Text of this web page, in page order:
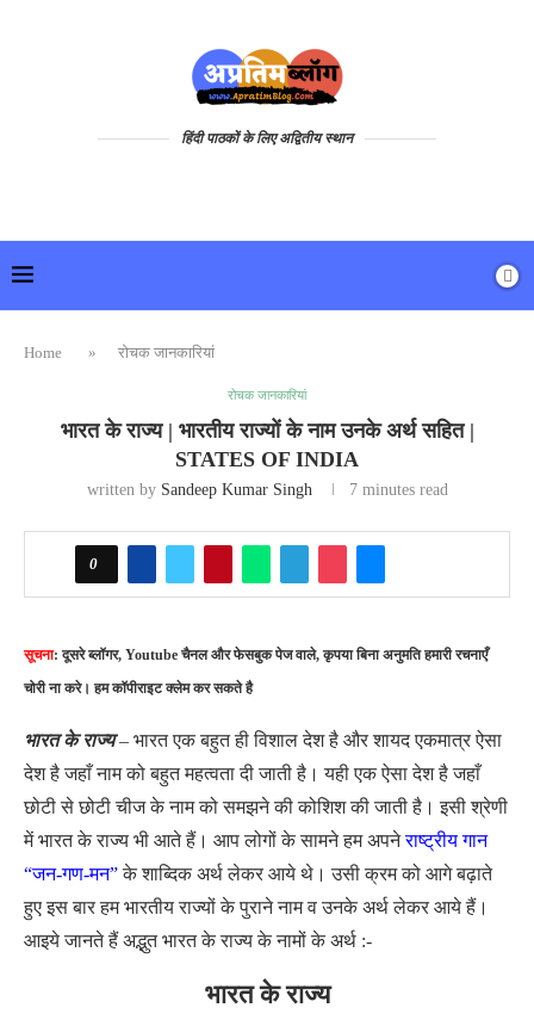
हिंदी पाठकों के लिए अद्वितीय स्थान
Home » रोचक जानकारियां
रोचक जानकारियां
भारत के राज्य | भारतीय राज्यों के नाम उनके अर्थ सहित |
STATES OF INDIA
written by Sandeep Kumar Singh 7 minutes read
0
सूचना: दूसरे ब्लॉगर, Youtube चैनल और फेसबुक पेज वाले, कृपया बिना अनुमति हमारी रचनाएँ
चोरी ना करे। हम कॉपीराइट क्लेम कर सकते है
भारत के राज्य– भारत एक बहुत ही विशाल देश है और शायद एकमात्र ऐसा
देश है जहाँ नाम को बहुत महत्वता दी जाती है। यही एक ऐसा देश है जहाँ
छोटी से छोटी चीज के नाम को समझने की कोशिश की जाती है। इसी श्रेणी
में भारत के राज्य भी आते हैं। आप लोगों के सामने हम अपनेराष्ट्रीय गान
“जन-गण-मन”के शाब्दिक अर्थ लेकर आये थे। उसी क्रम को आगे बढ़ाते
हुए इस बार हम भारतीय राज्यों के पुराने नाम व उनके अर्थ लेकर आये हैं।
आइये जानते हैं अद्भुत भारत के राज्य के नामों के अर्थ :-
भारत के राज्य